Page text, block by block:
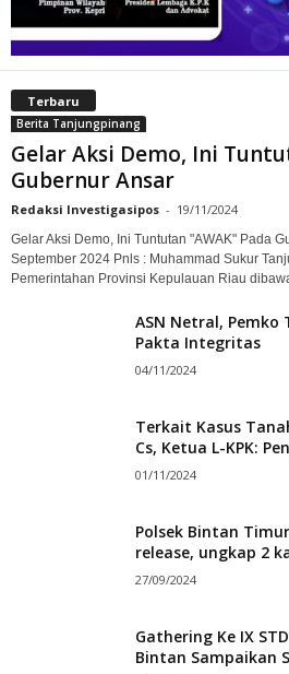
Terbaru
Berita Tanjungpinang
Gelar Aksi Demo, Ini
Gubernur Ansar
Redaksi Investigasipos - 19/11/2024
Gelar Aksi Demo, Ini Tuntutan "AWAK" Pada
September 2024 Pnls : Muhammad Sukur
Pemerintahan Provinsi Kepulauan Riau
ASN Netral,
Pakta Integritas
04/11/2024
Terkait Kasus
Cs, Ketua L-KPK:
01/11/2024
Polsek Bintan
release, ungkap 2
27/09/2024
Gathering Ke IX
Bintan Sampaikan